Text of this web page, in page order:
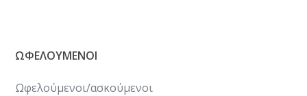
ΩΦΕΛΟΥΜΕΝΟΙ
Ωφελούμενοι/ασκούμενοι